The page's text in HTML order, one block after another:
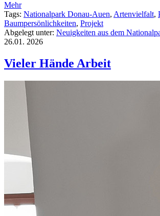
Mehr
Tags: Nationalpark Donau-Auen, Artenvielfalt,
Baumpersönlichkeiten, Projekt
Abgelegt unter: Neuigkeiten aus dem
26.01. 2026
Vieler Hände Arbeit